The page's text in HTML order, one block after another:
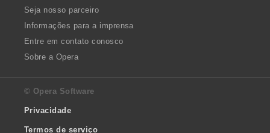
Seja nosso parceiro
Informações para a imprensa
Entre em contato conosco
Sobre a Opera
© Opera Software
Privacidade
Termos de serviço